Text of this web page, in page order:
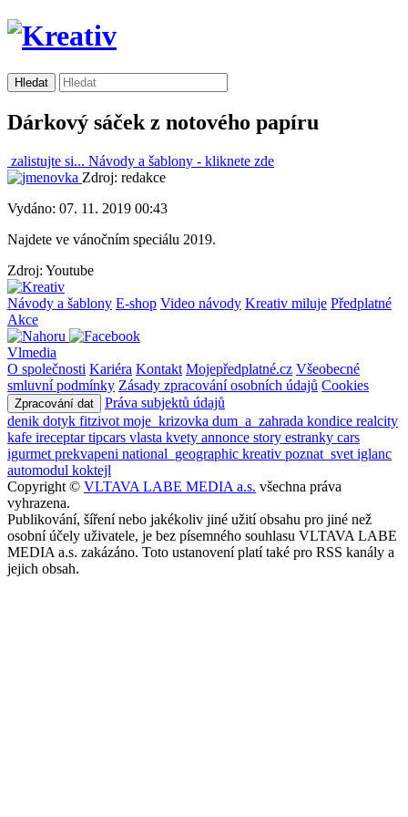
Dárkový sáček z notového papíru
zalistujte si... Návody a šablony - kliknete zde
Zdroj: redakce
Vydáno: 07. 11. 2019 00:43
Najdete ve vánočním speciálu 2019.
Zdroj: Youtube
Návody a šablony E-shop Video návody Kreativ miluje Předplatné
Akce
Vlmedia
O společnosti Kariéra Kontakt Mojepředplatné.cz Všeobecné
smluvní podmínky Zásady zpracování osobních údajů Cookies
Zpracování dat
Práva subjektů údajů
denik dotyk fitzivot moje_krizovka dum_a_zahrada kondice realcity
kafe ireceptartipcars vlasta kvety annonce story estranky cars
igurmet prekvapeni national_geographic kreativ poznat_svet iglanc
automodul koktejl
Copyright © VLTAVA LABE MEDIA a.s. všechna práva
vyhrazena.
Publikování, šíření nebo jakékoliv jiné užití obsahu pro jiné než
osobní účely uživatele, je bez písemného souhlasu VLTAVA LABE
MEDIA a.s. zakázáno. Toto ustanovení platí také pro RSS kanály a
jejich obsah.